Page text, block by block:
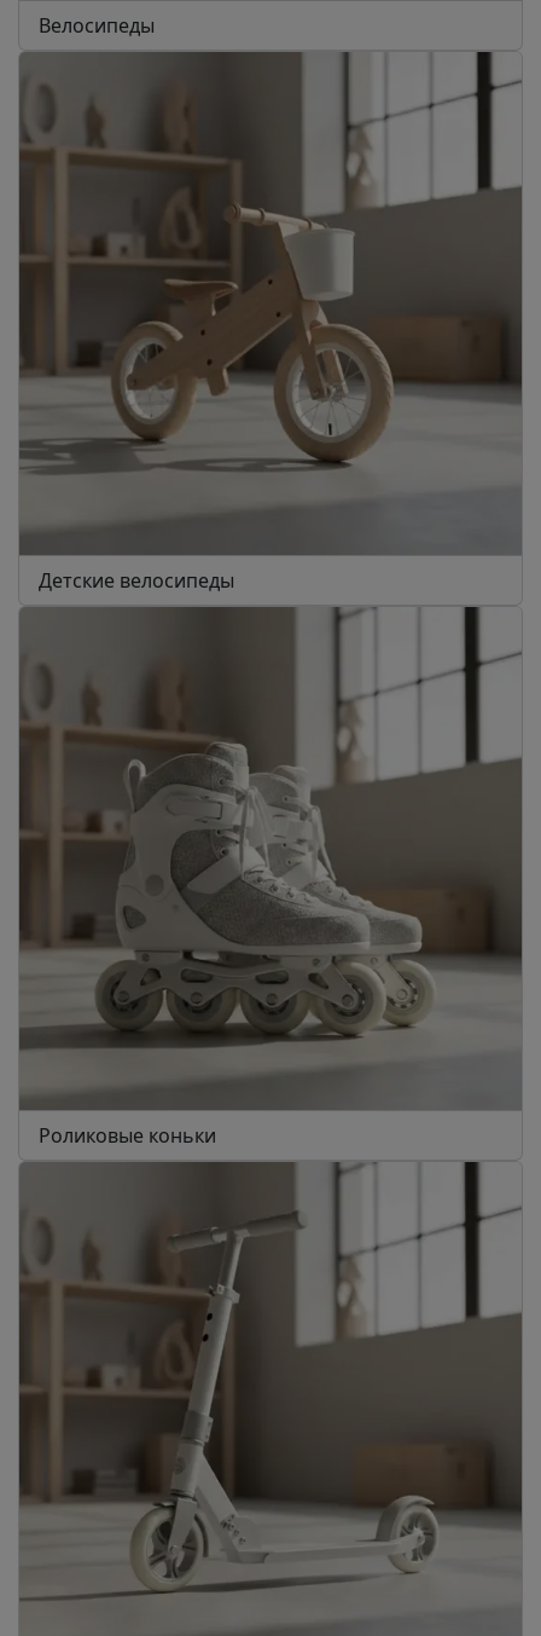
Велосипеды
Детские велосипеды
Роликовые коньки